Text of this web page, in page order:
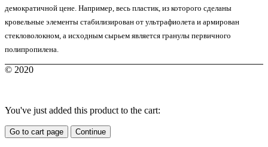
демократичной цене. Например, весь пластик, из которого сделаны
кровельные элементы стабилизирован от ультрафиолета и армирован
стекловолокном, а исходным сырьем является гранулы первичного
полипропилена.
© 2020
You've just added this product to the cart:
Go to cart page Continue